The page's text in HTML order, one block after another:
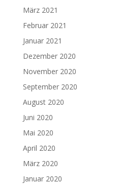
März 2021
Februar 2021
Januar 2021
Dezember 2020
November 2020
September 2020
August 2020
Juni 2020
Mai 2020
April 2020
März 2020
Januar 2020